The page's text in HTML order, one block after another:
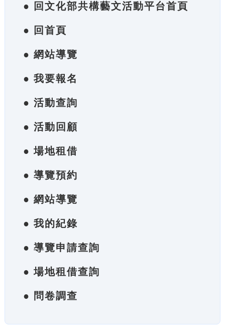
● 回文化部共構藝文活動平台首頁
● 回首頁
● 網站導覽
● 我要報名
● 活動查詢
● 活動回顧
● 場地租借
● 導覽預約
● 網站導覽
● 我的紀錄
● 導覽申請查詢
● 場地租借查詢
● 問卷調查